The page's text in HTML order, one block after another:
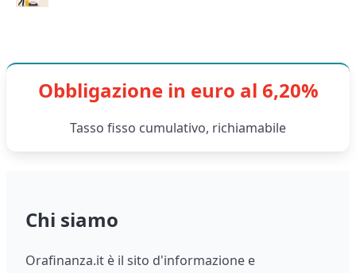
Obbligazione in euro al 6,20%
Tasso fisso cumulativo, richiamabile
Chi siamo
Orafinanza.it è il sito d'informazione e